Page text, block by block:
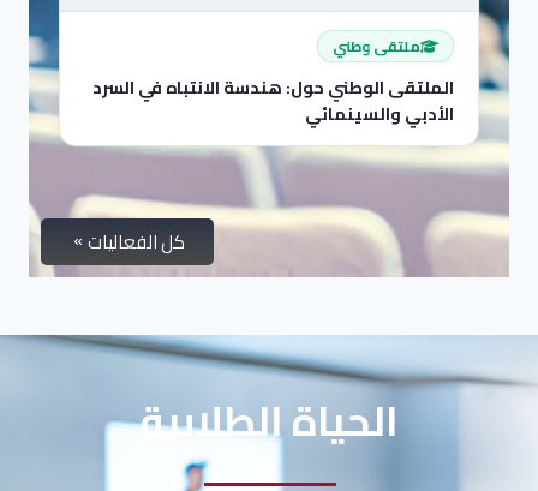
ملتقى وطني
الملتقى الوطني حول: هندسة الانتباه في السرد
الأدبي والسينمائي
كل الفعاليات
الحياة الطلابية